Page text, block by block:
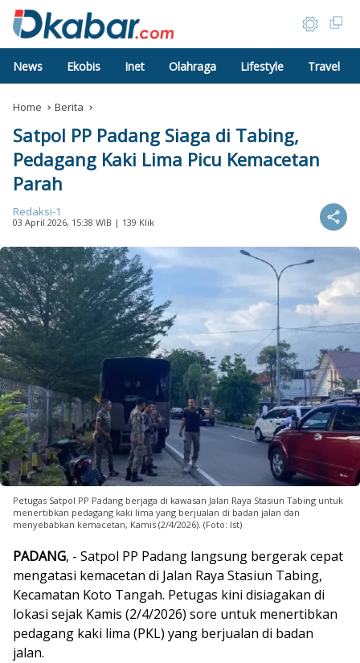
News Ekobis Inet Olahraga Lifestyle Travel
Home Berita
Satpol PP Padang Siaga di Tabing,
Pedagang Kaki Lima Picu Kemacetan
Parah
Redaksi-1
03 April 2026, 15:38 WIB | 139 Klik
Petugas Satpol PP Padang berjaga di kawasan Jalan Raya Stasiun Tabing untuk
menertibkan pedagang kaki lima yang berjualan di badan jalan dan
menyebabkan kemacetan, Kamis (2/4/2026). (Foto: Ist)
PADANG, - Satpol PP Padang langsung bergerak cepat
mengatasi kemacetan di Jalan Raya Stasiun Tabing,
Kecamatan Koto Tangah. Petugas kini disiagakan di
lokasi sejak Kamis (2/4/2026) sore untuk menertibkan
pedagang kaki lima (PKL) yang berjualan di badan
jalan.